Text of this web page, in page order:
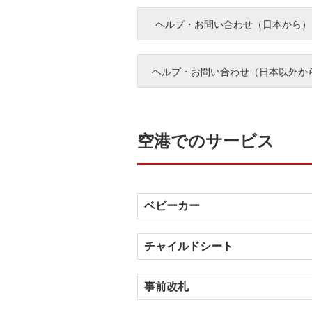
ヘルプ・お問い合わせ（日本から）
ヘルプ・お問い合わせ（日本以外か
空港でのサービス
ベビーカー
チャイルドシート
事前改札